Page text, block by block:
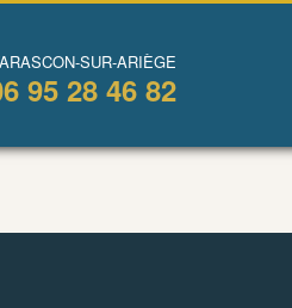
SUR-ARIÈGE
95 28 46 82